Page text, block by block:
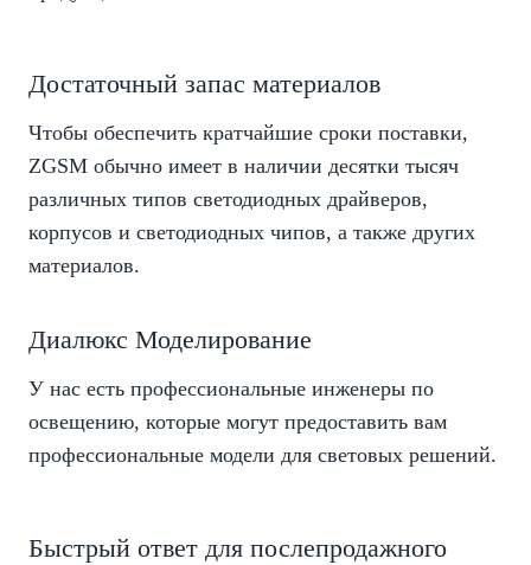
Достаточный запас материалов
Чтобы обеспечить кратчайшие сроки поставки,
ZGSM обычно имеет в наличии десятки тысяч
различных типов светодиодных драйверов,
корпусов и светодиодных чипов, а также других
материалов.
Диалюкс Моделирование
У нас есть профессиональные инженеры по
освещению, которые могут предоставить вам
профессиональные модели для световых решений.
Быстрый ответ для послепродажного